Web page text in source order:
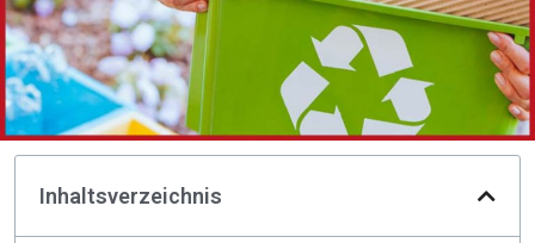
Inhaltsverzeichnis